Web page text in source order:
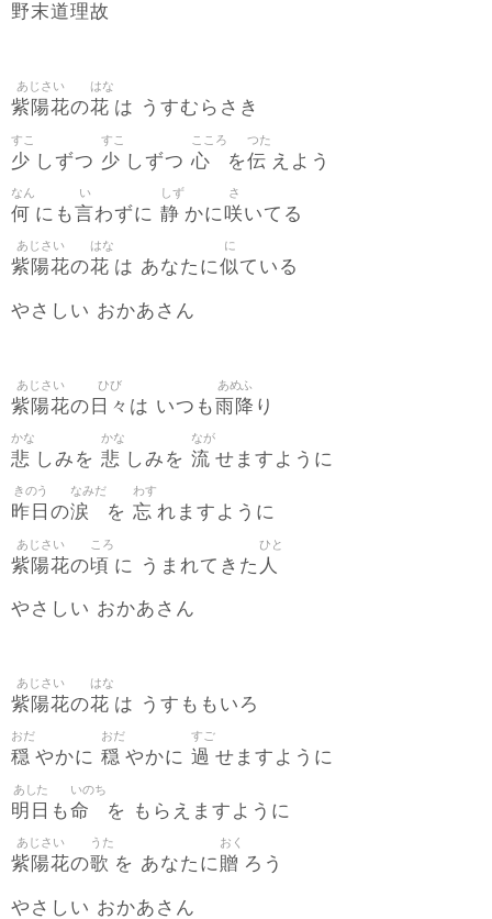
野末道理故
紫陽花
あじさい
の花
はな
は うすむらさき
少
すこ
しずつ 少
すこ
しずつ 心
こころ
を伝
つた
えよう
何
なん
にも言
い
わずに 静
しず
かに咲
さ
いてる
紫陽花
あじさい
の花
はな
は あなたに似
に
ている
やさしい おかあさん
紫陽花
あじさい
の 日々
ひび
は いつも雨降
あめふ
り
悲
かな
しみを 悲
かな
しみを 流
なが
せますように
昨日
きのう
の涙
なみだ
を 忘
わす
れますように
紫陽花
あじさい
の頃
ころ
に うまれてきた 人
ひと
やさしい おかあさん
紫陽花
あじさい
の花
はな
は うすももいろ
穏
おだ
やかに 穏
おだ
やかに 過
すご
せますように
明日
あした
も命
いのち
を もらえますように
紫陽花
あじさい
の歌
うた
を あなたに贈
おく
ろう
やさしい おかあさん